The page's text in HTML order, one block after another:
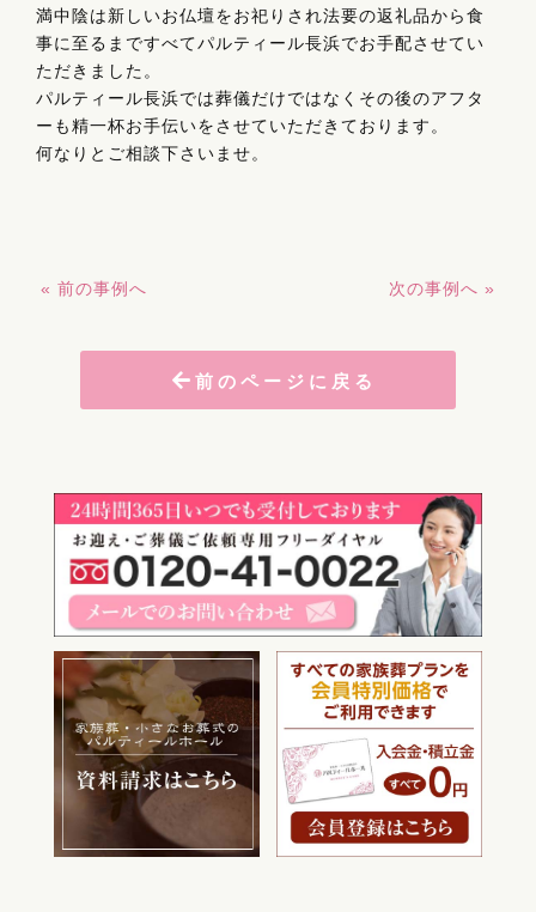
満中陰は新しいお仏壇をお祀りされ法要の返礼品から食
事に至るまですべてパルティール長浜でお手配させてい
ただきました。
パルティール長浜では葬儀だけではなくその後のアフタ
ーも精一杯お手伝いをさせていただきております。
何なりとご相談下さいませ。
« 前の事例へ 次の事例へ »
前のページに戻る